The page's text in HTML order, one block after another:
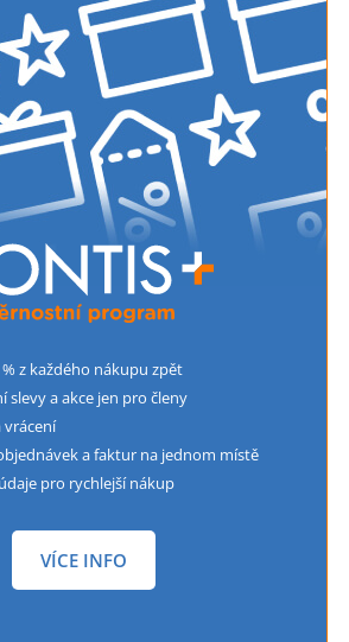
z každého nákupu zpět
slevy a akce jen pro členy
vrácení
a faktur na jednom místě
pro rychlejší nákup
VÍCE INFO